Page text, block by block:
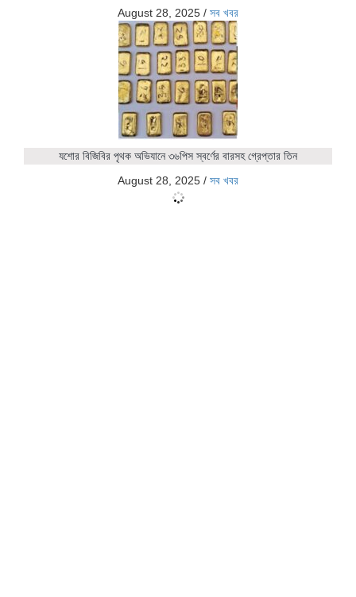
August 28, 2025 / সব খবর
যশোর বিজিবির পৃথক অভিযানে ৩৬পিস স্বর্ণের বারসহ গ্রেপ্তার তিন
August 28, 2025 / সব খবর